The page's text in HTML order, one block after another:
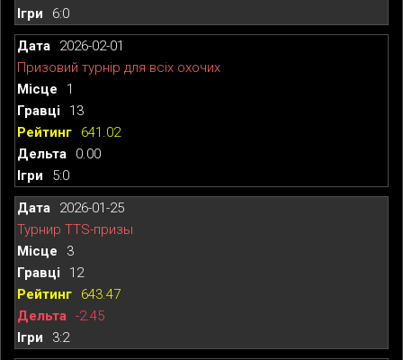
6:0
2026-02-01
Призовий турнір для всіх охочих
1
13
641.02
0.00
5:0
2026-01-25
Турнир TTS-призы
3
12
643.47
-2.45
3:2